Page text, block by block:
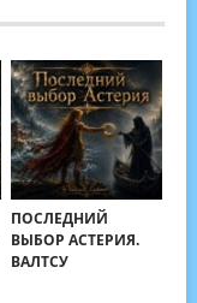
ПОСЛЕДНИЙ
ВЫБОР АСТЕРИЯ.
ВАЛТСУ